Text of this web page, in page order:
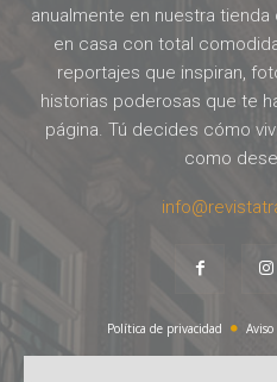
anualmente en nuestra
en casa con total
reportajes que inspiran,
historias poderosas que te
página. Tú decides cómo
como
Política de privacidad Aviso